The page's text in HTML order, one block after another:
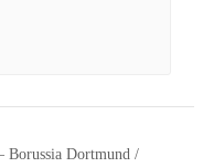
Borussia Dortmund /